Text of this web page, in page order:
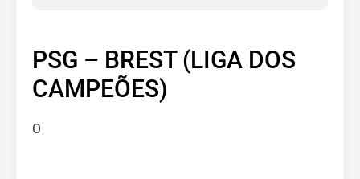
PSG – BREST (LIGA DOS
CAMPEÕES)
O